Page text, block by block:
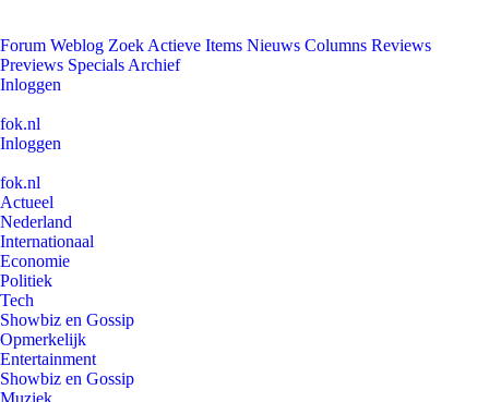
Forum Weblog Zoek Actieve Items Nieuws Columns Reviews
Previews Specials Archief
Inloggen
fok.nl
Inloggen
fok.nl
Actueel
Nederland
Internationaal
Economie
Politiek
Tech
Showbiz en Gossip
Opmerkelijk
Entertainment
Showbiz en Gossip
Muziek